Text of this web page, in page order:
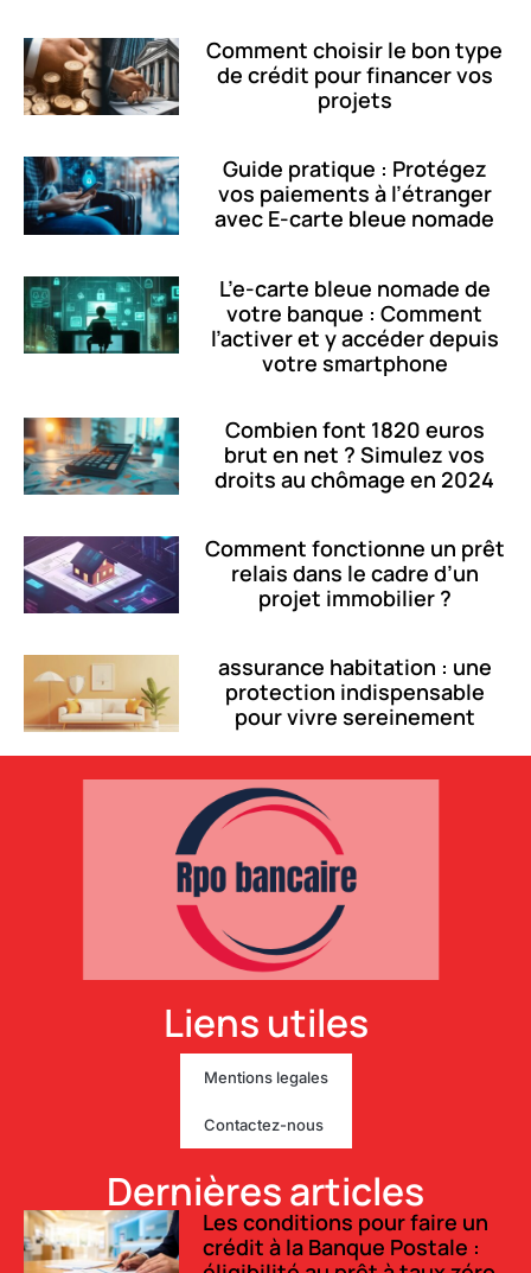
Comment choisir le bon type
de crédit pour financer vos
projets
Guide pratique : Protégez
vos paiements à l’étranger
avec E-carte bleue nomade
L’e-carte bleue nomade de
votre banque : Comment
l’activer et y accéder depuis
votre smartphone
Combien font 1820 euros
brut en net ? Simulez vos
droits au chômage en 2024
Comment fonctionne un prêt
relais dans le cadre d’un
projet immobilier ?
assurance habitation : une
protection indispensable
pour vivre sereinement
Mentions legales
Contactez-nous
Liens utiles
Dernières articles
Les conditions pour faire un
crédit à la Banque Postale :